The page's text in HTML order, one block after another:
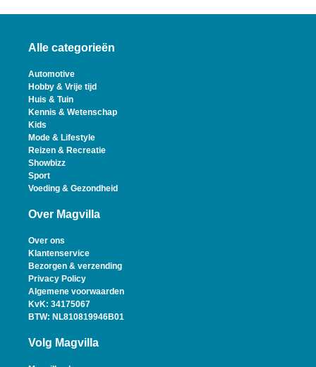
Alle categorieën
Automotive
Hobby & Vrije tijd
Huis & Tuin
Kennis & Wetenschap
Kids
Mode & Lifestyle
Reizen & Recreatie
Showbizz
Sport
Voeding & Gezondheid
Over Magvilla
Over ons
Klantenservice
Bezorgen & verzending
Privacy Policy
Algemene voorwaarden
KvK: 34175067
BTW: NL810819946B01
Volg Magvilla